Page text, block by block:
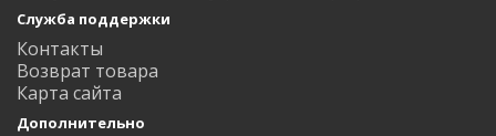
Служба поддержки
Контакты
Возврат товара
Карта сайта
Дополнительно